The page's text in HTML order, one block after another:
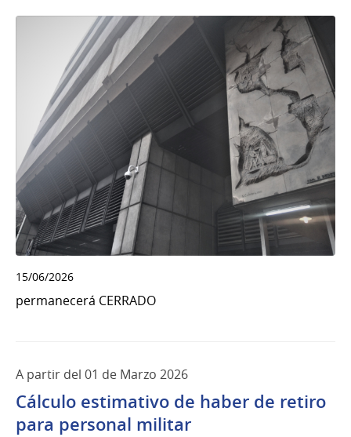
15/06/2026
permanecerá CERRADO
A partir del 01 de Marzo 2026
Cálculo estimativo de haber de retiro
para personal militar